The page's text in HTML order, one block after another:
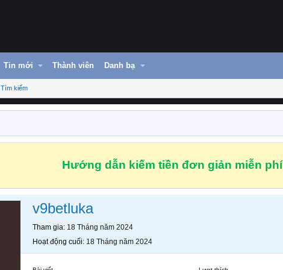
Tin mới Thành viên Danh bạ
Tìm kiếm
Hướng dẫn kiếm tiền đơn giản miễn phí
v9betluka
Tham gia 18 Tháng năm 2024
Hoạt động cuối 18 Tháng năm 2024